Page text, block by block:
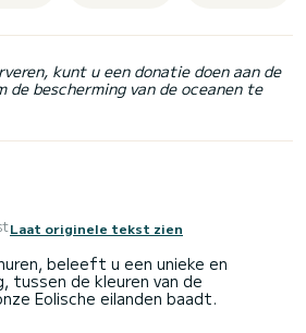
kunt u een donatie doen aan de
de bescherming van de oceanen te
Laat originele tekst zien
beleeft u een unieke en
tussen de kleuren van de
Eolische eilanden baadt.